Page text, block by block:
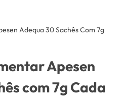
Adequa 30 Sachês Com 7g
Apesen
com 7g Cada